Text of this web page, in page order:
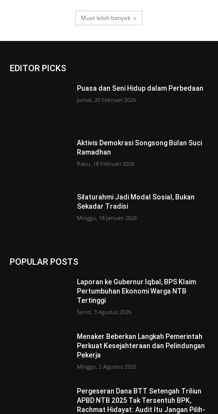
Muat lebih banyak
EDITOR PICKS
Puasa dan Seni Hidup dalam Perbedaan
Jumat, 20 Februari 2026
Aktivis Demokrasi Songsong Bulan Suci
Ramadhan
Rabu, 18 Februari 2026
Silaturahmi Jadi Modal Sosial, Bukan
Sekadar Tradisi
Minggu, 18 Januari 2026
POPULAR POSTS
Laporan ke Gubernur Iqbal, BPS Klaim
Pertumbuhan Ekonomi Warga NTB
Tertinggi
Senin, 3 Agustus 2026
Menaker Beberkan Langkah Pemerintah
Perkuat Kesejahteraan dan Pelindungan
Pekerja
Minggu, 2 Agustus 2026
Pergeseran Dana BTT Setengah Triliun
APBD NTB 2025 Tak Tersentuh BPK,
Rachmat Hidayat: Audit Itu Jangan Pilih-